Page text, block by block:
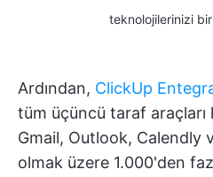
teknolojilerinizi
Ardından, ClickUp
tüm üçüncü taraf araçları
Gmail, Outlook, Calendly
olmak üzere 1.000'den